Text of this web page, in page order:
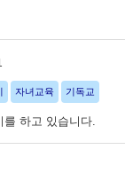
자녀교육 기독교
를 하고 있습니다.